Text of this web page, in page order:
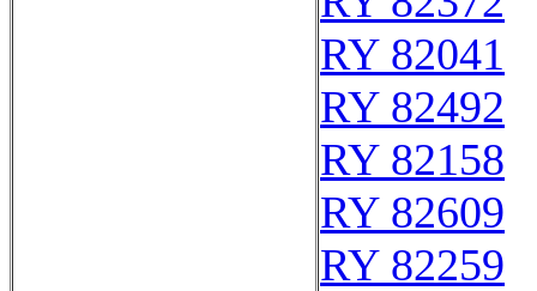
RY 82041
RY 82492
RY 82158
RY 82609
RY 82259